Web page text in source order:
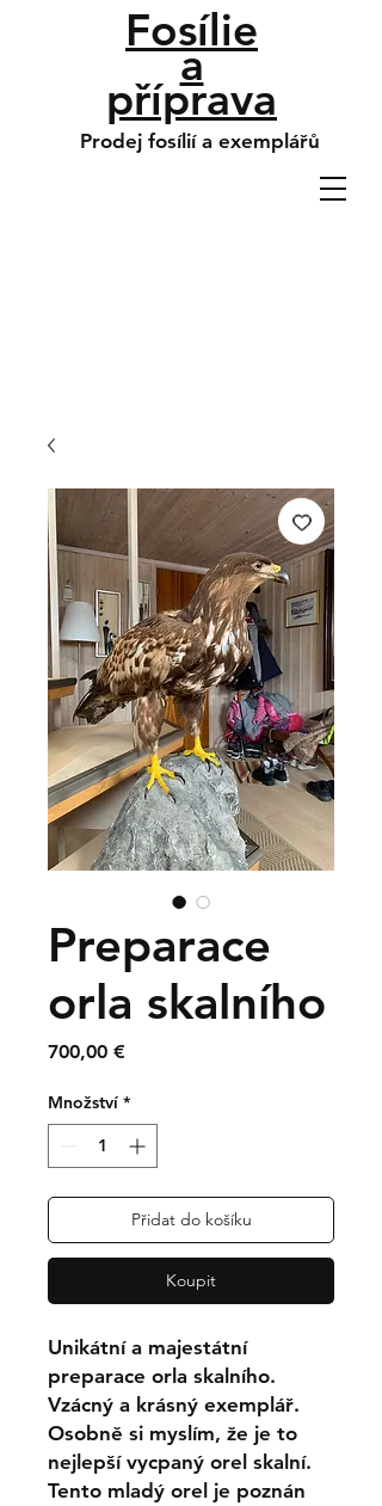
Fosílie
a
příprava
Prodej fosílií a exemplářů
Preparace
orla skalního
700,00 €Cena
Množství *
Přidat do košíku
Koupit
Unikátní a majestátní
preparace orla skalního.
Vzácný a krásný exemplář.
Osobně si myslím, že je to
nejlepší vycpaný orel skalní.
Tento mladý orel je poznán